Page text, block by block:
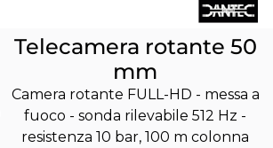
Telecamera rotante 50
mm
Camera rotante FULL-HD - messa a
fuoco - sonda rilevabile 512 Hz -
resistenza 10 bar, 100 m colonna